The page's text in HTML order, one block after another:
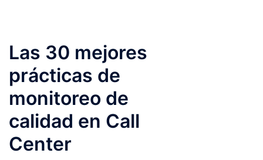
Las 30 mejores
prácticas de
monitoreo de
calidad en Call
Center